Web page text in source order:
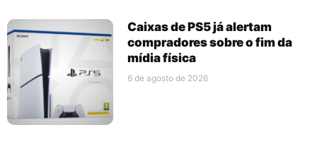
Caixas de PS5 já alertam
compradores sobre o fim da
mídia física
6 de agosto de 2026